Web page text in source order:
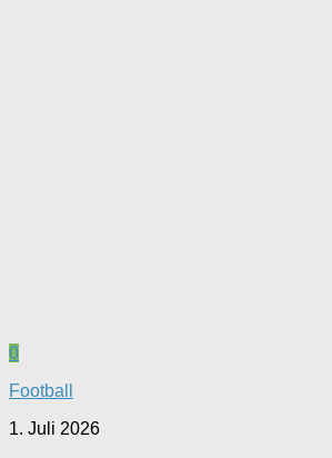
0
Football
1. Juli 2026